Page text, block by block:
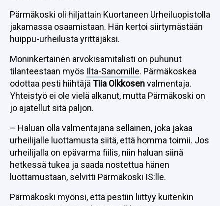
Pärmäkoski oli hiljattain Kuortaneen Urheiluopistolla
jakamassa osaamistaan. Hän kertoi siirtymästään
huippu-urheilusta yrittäjäksi.
Moninkertainen arvokisamitalisti on puhunut
tilanteestaan myös Ilta-Sanomille. Pärmäkoskea
odottaa pesti hiihtäjä Tiia Olkkosenvalmentaja.
Yhteistyö ei ole vielä alkanut, mutta Pärmäkoski on
jo ajatellut sitä paljon.
– Haluan olla valmentajana sellainen, joka jakaa
urheilijalle luottamusta siitä, että homma toimii. Jos
urheilijalla on epävarma fiilis, niin haluan siinä
hetkessä tukea ja saada nostettua hänen
luottamustaan, selvitti Pärmäkoski IS:lle.
Pärmäkoski myönsi, että pestiin liittyy kuitenkin